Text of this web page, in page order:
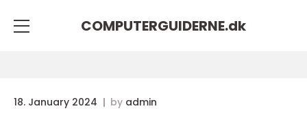
COMPUTERGUIDERNE.dk
18. January 2024 by admin